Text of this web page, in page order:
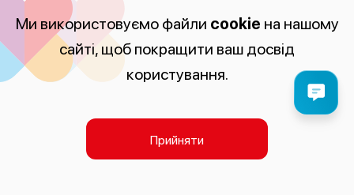
Ми використовуємо файли cookie на нашому
сайті, щоб покращити ваш досвід
користування.
Прийняти